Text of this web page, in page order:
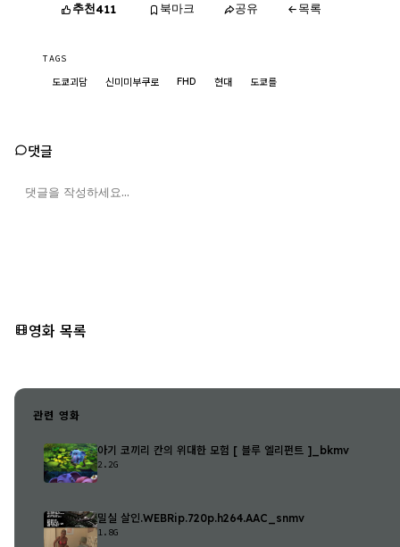
추천411 북마크 공유 목록
TAGS
도쿄괴담 신미미부쿠로 FHD 현대 도쿄를
댓글
영화 목록
관련 영화
아기 코끼리 칸의 위대한 모험 [ 블루 엘리펀트 ]_bkmv
2.2G
밀실 살인.WEBRip.720p.h264.AAC_snmv
1.8G